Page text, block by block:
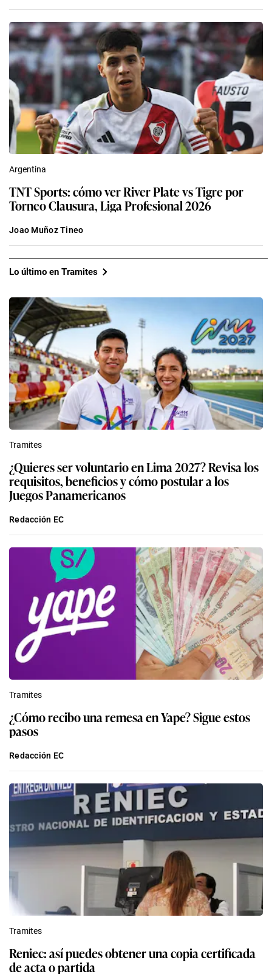
Argentina
TNT Sports: cómo ver River Plate vs Tigre por
Torneo Clausura, Liga Profesional 2026
Joao Muñoz Tineo
Lo último en Tramites
Tramites
¿Quieres ser voluntario en Lima 2027? Revisa los
requisitos, beneficios y cómo postular a los
Juegos Panamericanos
Redacción EC
Tramites
¿Cómo recibo una remesa en Yape? Sigue estos
pasos
Redacción EC
Tramites
Reniec: así puedes obtener una copia certificada
de acta o partida